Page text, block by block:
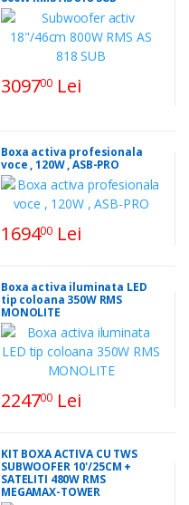
309700 Lei
Boxa activa profesionala
voce , 120W , ASB-PRO
169400 Lei
Boxa activa iluminata LED
tip coloana 350W RMS
MONOLITE
224700 Lei
KIT BOXA ACTIVA CU TWS
SUBWOOFER 10'/25CM +
SATELITI 480W RMS
MEGAMAX-TOWER